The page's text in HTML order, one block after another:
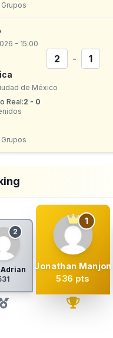
- 15:00
2 - 1
de México
Real:2 - 0
2
1
Jonathan Manjon
536 pts